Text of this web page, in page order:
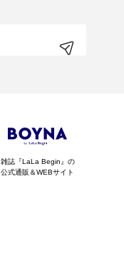
雑誌『LaLa Begin』の
公式通販＆WEBサイト